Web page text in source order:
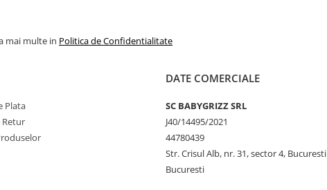
mai multe in Politica de Confidentialitate
Plata
Retur
DATE COMERCIALE
SC BABYGRIZZ SRL
J40/14495/2021
44780439
Str. Crisul Alb, nr. 31, sector 4, Bucuresti
Bucuresti